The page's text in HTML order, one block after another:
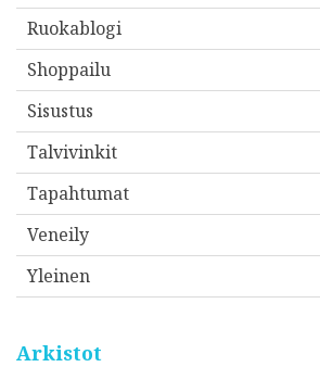
Ruokablogi
Shoppailu
Sisustus
Talvivinkit
Tapahtumat
Veneily
Yleinen
Arkistot